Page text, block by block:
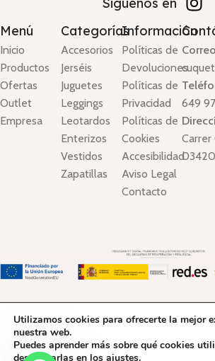
Menú
Inicio
Productos
Ofertas
Outlet
Empresa
Categorías
Accesorios
Jerséis
Juguetes
Leggings
Leotardos
Enterizos
Vestidos
Zapatillas
Información
Políticas de
Devoluciones
Políticas de
Privacidad
Políticas de
Cookies
Accesibilidad
Aviso Legal
Contacto
649
Carrer
Utilizamos cookies para ofrecerte la mejor
nuestra web.
Puedes aprender más sobre qué cookies
desactivarlas en los ajustes.